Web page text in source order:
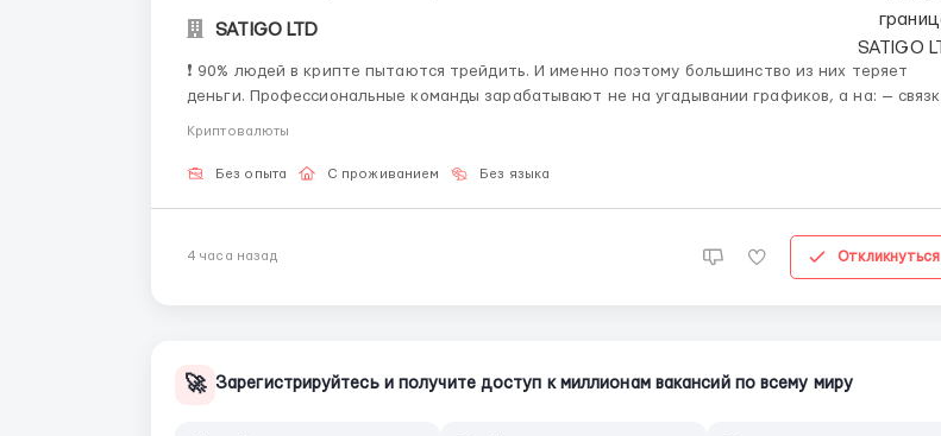
SATIGO LTD
❗ 90% людей в крипте пытаются трейдить. И именно поэтому большинство из них теряет
деньги. Профессиональные команды зарабатывают не на угадывании графиков, а на: — связках
Криптовалюты
Без опыта С проживанием Без языка
4 часа назад Откликнуться
🚀 Зарегистрируйтесь и получите доступ к миллионам вакансий по всему миру